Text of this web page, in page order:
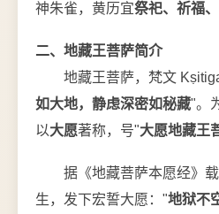
神朱雀，黄历宜祭祀、祈福
二、地藏王菩萨简介
地藏王菩萨，梵文
如大地，静虑深密如秘藏"。
以大愿著称，号"大愿地藏王
据《地藏菩萨本愿经》
生，发下宏誓大愿："地狱不